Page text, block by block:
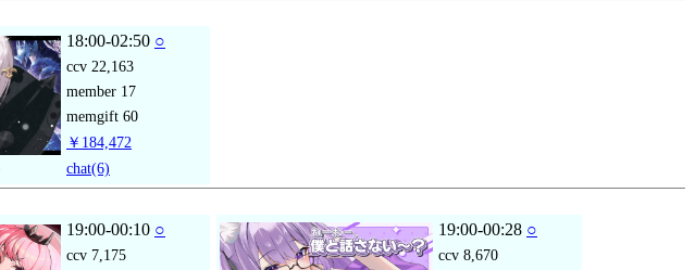
18:00-02:50 ○
ccv 22,163
member 17
memgift 60
￥184,472
chat(6)
19:00-00:10 ○
ccv 7,175
19:00-00:28 ○
ccv 8,670